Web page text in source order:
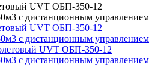
UVT ОБП-350-12
с дистанционным управлением
UVT ОБП-350-12
с дистанционным управлением